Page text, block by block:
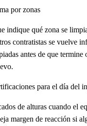
por zonas
indique qué zona se
contratistas se vuelve
antes de que
para el día del
de alturas cuando el
margen de reacción si